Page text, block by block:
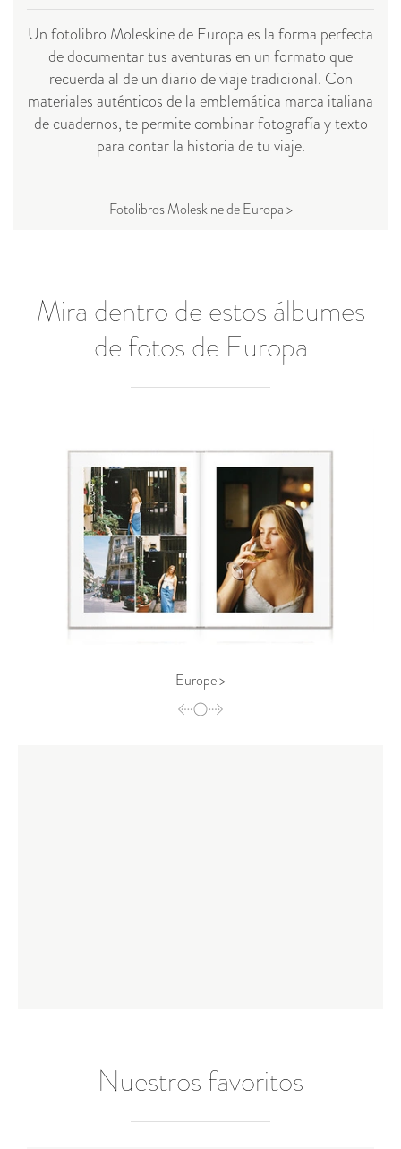
Un fotolibro Moleskine de Europa es la forma perfecta
de documentar tus aventuras en un formato que
recuerda al de un diario de viaje tradicional. Con
materiales auténticos de la emblemática marca italiana
de cuadernos, te permite combinar fotografía y texto
para contar la historia de tu viaje.
Fotolibros Moleskine de Europa >
Mira dentro de estos álbumes
de fotos de Europa
Europe >
Nuestros favoritos